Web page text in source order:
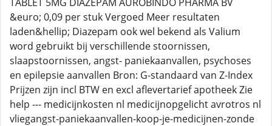
&euro; 0,09 per stuk Vergoed Meer resultaten
laden&hellip; Diazepam ook wel bekend als Valium
word gebruikt bij verschillende stoornissen,
slaapstoornissen, angst- paniekaanvallen, psychoses
en epilepsie aanvallen Bron: G-standaard van Z-Index
Prijzen zijn incl BTW en excl aflevertarief apotheek Zie
help --- medicijnkosten nl medicijnopgelicht avrotros nl
vliegangst-paniekaanvallen-koop-je-medicijnen-zonde